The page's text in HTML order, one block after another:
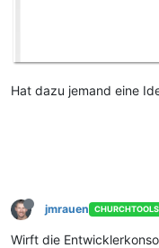
Hat dazu jemand eine
jmrauen
Wirft die